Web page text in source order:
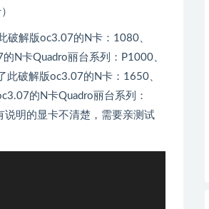
破解版oc3.07的N卡：1080、
N卡Quadro丽台系列：P1000、
破解版oc3.07的N卡：1650、
的N卡Quadro丽台系列：
明的显卡不清楚，需要亲测试